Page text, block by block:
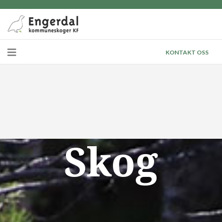
KONTAKT OSS
Skog